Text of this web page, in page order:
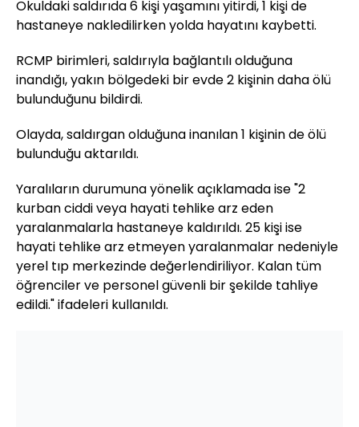
Okuldaki saldırıda 6 kişi yaşamını yitirdi, 1 kişi de
hastaneye nakledilirken yolda hayatını kaybetti.
RCMP birimleri, saldırıyla bağlantılı olduğuna
inandığı, yakın bölgedeki bir evde 2 kişinin daha ölü
bulunduğunu bildirdi.
Olayda, saldırgan olduğuna inanılan 1 kişinin de ölü
bulunduğu aktarıldı.
Yaralıların durumuna yönelik açıklamada ise "2
kurban ciddi veya hayati tehlike arz eden
yaralanmalarla hastaneye kaldırıldı. 25 kişi ise
hayati tehlike arz etmeyen yaralanmalar nedeniyle
yerel tıp merkezinde değerlendiriliyor. Kalan tüm
öğrenciler ve personel güvenli bir şekilde tahliye
edildi." ifadeleri kullanıldı.